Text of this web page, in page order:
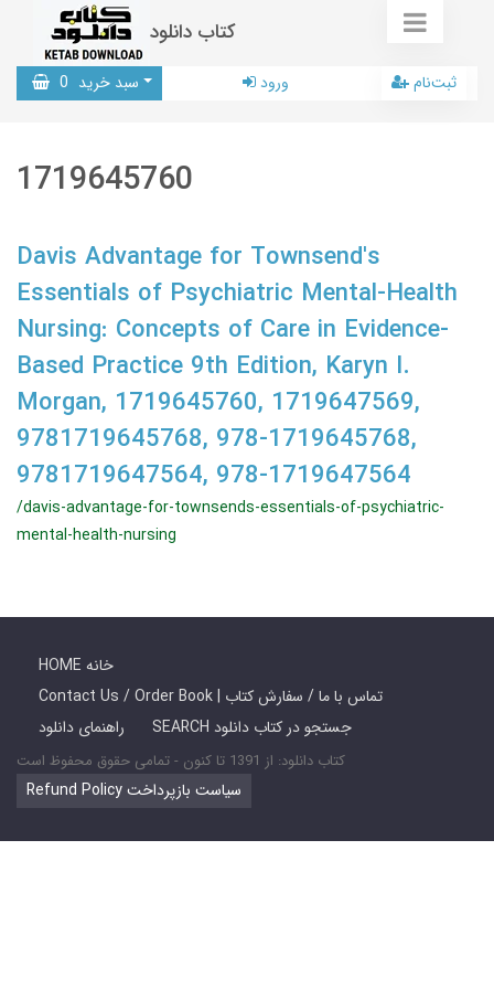
کتاب دانلود
سبد خرید 0 ورود ثبت‌نام
1719645760
Davis Advantage for Townsend's
Essentials of Psychiatric Mental-Health
Nursing: Concepts of Care in Evidence-
Based Practice 9th Edition, Karyn I.
Morgan, 1719645760, 1719647569,
9781719645768, 978-1719645768,
9781719647564, 978-1719647564
/davis-advantage-for-townsends-essentials-of-psychiatric-
mental-health-nursing
HOME خانه
Contact Us / Order Book | تماس با ما / سفارش کتاب
راهنمای دانلود
SEARCH جستجو در کتاب دانلود
کتاب دانلود: از 1391 تا کنون - تمامی حقوق محفوظ است
Refund Policy سیاست بازپرداخت